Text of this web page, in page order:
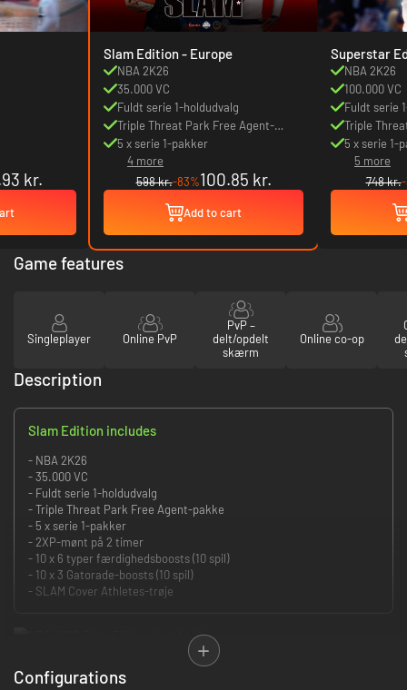
kr.
Slam Edition - Europe
NBA 2K26
35.000 VC
Fuldt serie 1-holdudvalg
Triple Threat Park Free Agent-
pakke
5 x serie 1-pakker
4 more
598 kr.-83%100.85 kr.
Add to cart
Superstar
NBA 2K26
100.000 VC
Fuldt serie
Triple
pakke
5 x serie 1-
5 more
748 kr.-
Game features
Singleplayer Online PvP
PvP –
delt/opdelt
skærm
Online co-op
Description
Slam Edition includes
- NBA 2K26
- 35.000 VC
- Fuldt serie 1-holdudvalg
- Triple Threat Park Free Agent-pakke
- 5 x serie 1-pakker
- 2XP-mønt på 2 timer
- 10 x 6 typer færdighedsboosts (10 spil)
- 10 x 3 Gatorade-boosts (10 spil)
- SLAM Cover Athletes-trøje
Spil om håneretten i MyCAREER, MyTEAM, MyNBA, The W og Play Now. Du
kan blære dig med dine mange hyperrealistiske moves, der er drevet af
Configurations